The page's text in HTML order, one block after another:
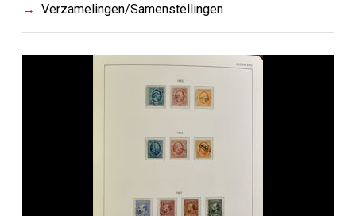
Verzamelingen/Samenstellingen